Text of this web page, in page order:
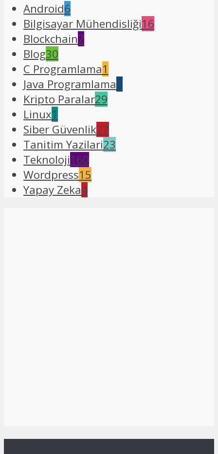
Android6
Bilgisayar Mühendisliği16
Blockchain7
Blog30
C Programlama1
Java Programlama1
Kripto Paralar29
Linux1
Siber Güvenlik27
Tanitim Yazilari23
Teknoloji160
Wordpress15
Yapay Zeka4